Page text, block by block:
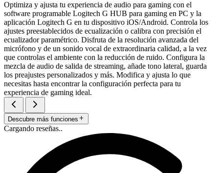
Optimiza y ajusta tu experiencia de audio para gaming con el
software programable Logitech G HUB para gaming en PC y la
aplicación Logitech G en tu dispositivo iOS/Android. Controla los
ajustes preestablecidos de ecualización o calibra con precisión el
ecualizador paramétrico. Disfruta de la resolución avanzada del
micrófono y de un sonido vocal de extraordinaria calidad, a la vez
que controlas el ambiente con la reducción de ruido. Configura la
mezcla de audio de salida de streaming, añade tono lateral, guarda
los preajustes personalizados y más. Modifica y ajusta lo que
necesitas hasta encontrar la configuración perfecta para tu
experiencia de gaming ideal.
Descubre más funciones
Cargando reseñas..